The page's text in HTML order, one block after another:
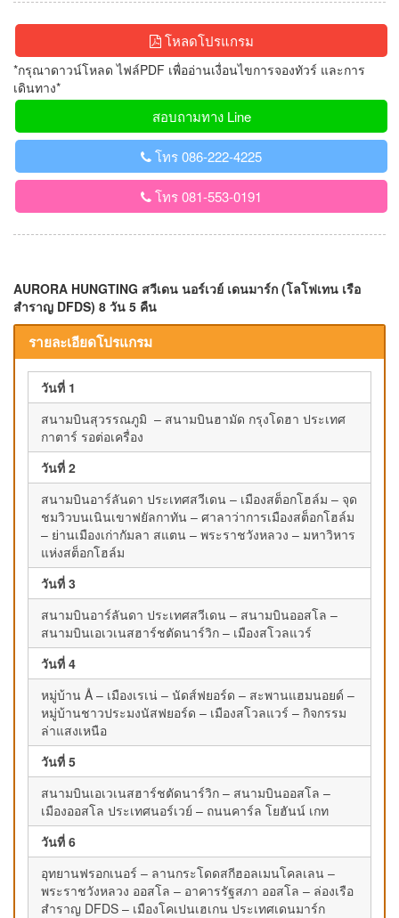
โหลดโปรแกรม
*กรุณาดาวน์โหลด ไฟล์PDF เพื่ออ่านเงื่อนไขการจองทัวร์ และการ
เดินทาง*
สอบถามทาง Line
โทร 086-222-4225
โทร 081-553-0191
AURORA HUNGTING สวีเดน นอร์เวย์ เดนมาร์ก (โลโฟเทน เรือ
สำราญ DFDS) 8 วัน 5 คืน
รายละเอียดโปรแกรม
วันที่ 1
สนามบินสุวรรณภูมิ – สนามบินฮามัด กรุงโดฮา ประเทศ
กาตาร์ รอต่อเครื่อง
วันที่ 2
สนามบินอาร์ลันดา ประเทศสวีเดน – เมืองสต็อกโฮล์ม – จุด
ชมวิวบนเนินเขาฟยัลกาทัน – ศาลาว่าการเมืองสต็อกโฮล์ม
– ย่านเมืองเก่ากัมลา สแตน – พระราชวังหลวง – มหาวิหาร
แห่งสต็อกโฮล์ม
วันที่ 3
สนามบินอาร์ลันดา ประเทศสวีเดน – สนามบินออสโล –
สนามบินเอเวเนสฮาร์ชตัดนาร์วิก – เมืองสโวลแวร์
วันที่ 4
หมู่บ้าน Å – เมืองเรเน่ – นัดส์ฟยอร์ด – สะพานแฮมนอยด์ –
หมู่บ้านชาวประมงนัสฟยอร์ด – เมืองสโวลแวร์ – กิจกรรม
ล่าแสงเหนือ
วันที่ 5
สนามบินเอเวเนสฮาร์ชตัดนาร์วิก – สนามบินออสโล –
เมืองออสโล ประเทศนอร์เวย์ – ถนนคาร์ล โยฮันน์ เกท
วันที่ 6
อุทยานฟรอกเนอร์ – ลานกระโดดสกีฮอลเมนโคลเลน –
พระราชวังหลวง ออสโล – อาคารรัฐสภา ออสโล – ล่องเรือ
สำราญ DFDS – เมืองโคเปนเฮเกน ประเทศเดนมาร์ก